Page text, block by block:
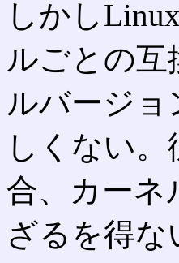
しかし
ルごとの
ルバージョ
しくない
合、カーネ
ざるを得な